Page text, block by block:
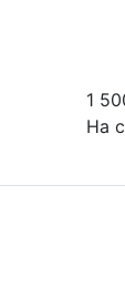
1
На